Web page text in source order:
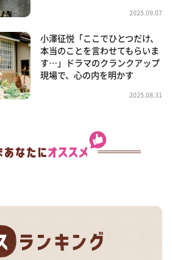
2025.09.07
小澤征悦「ここでひとつだけ、
本当のことを言わせてもらいま
す…」ドラマのクランクアップ
現場で、心の内を明かす
2025.08.31